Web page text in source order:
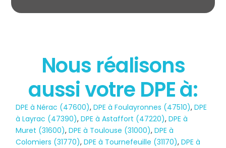
État des risques
POLLUTION
Nous réalisons
aussi votre DPE à:
DPE à Nérac (47600),DPE à Foulayronnes (47510),DPE
à Layrac (47390),DPE à Astaffort (47220),DPE à
Muret (31600),DPE à Toulouse (31000),DPE à
Colomiers (31770),DPE à Tournefeuille (31170),DPE à